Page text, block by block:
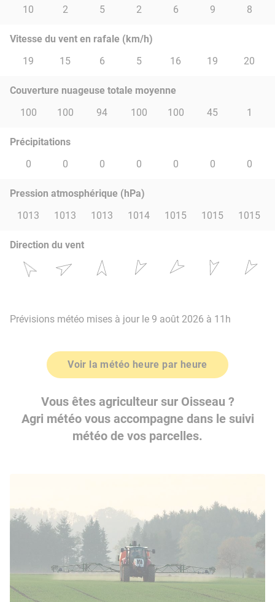
10
2 5 2 6 9 8
Vitesse du vent en rafale (km/h)
19
15 6 5 16 19 20
Couverture nuageuse totale moyenne
100
100 94 100 100 45 1
Précipitations
0
0 0 0 0 0 0
Pression atmosphérique (hPa)
1013
1013 1013 1014 1015 1015 1015
Direction du vent
Prévisions météo mises à jour le 9 août 2026 à 11h
Voir la météo heure par heure
Vous êtes agriculteur sur Oisseau ?
Agri météo vous accompagne dans le suivi
météo de vos parcelles.